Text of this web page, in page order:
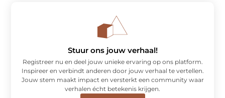
Stuur ons jouw verhaal!
Registreer nu en deel jouw unieke ervaring op ons platform.
Inspireer en verbindt anderen door jouw verhaal te vertellen.
Jouw stem maakt impact en versterkt een community waar
verhalen écht betekenis krijgen.